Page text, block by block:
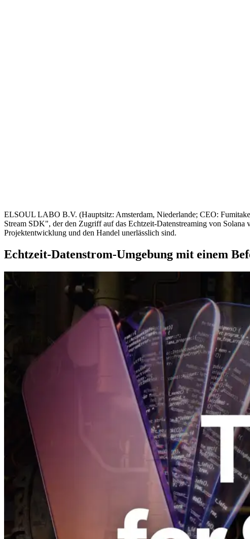
ELSOUL LABO B.V. (Hauptsitz: Amsterdam, Niederlande; CEO:
Stream SDK", der den Zugriff auf das Echtzeit-Datenstreaming von
Projektentwicklung und den Handel unerlässlich sind.
Echtzeit-Datenstrom-Umgebung mit einem